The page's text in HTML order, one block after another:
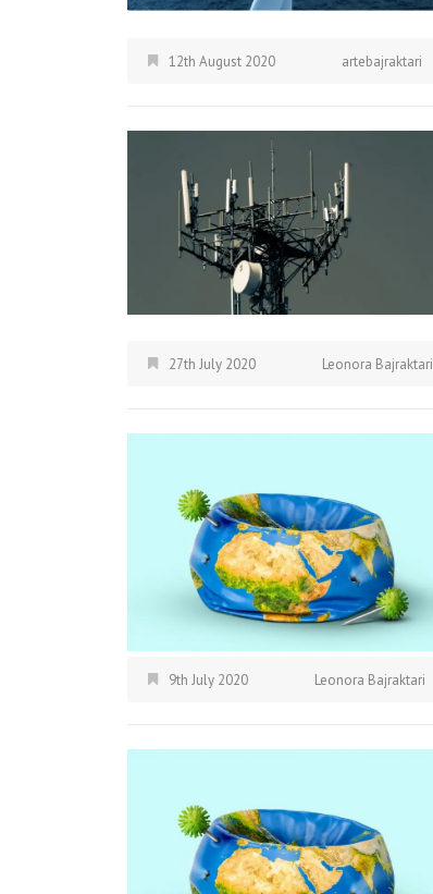
12th August 2020 artebajraktari
27th July 2020 Leonora Bajraktari
9th July 2020 Leonora Bajraktari